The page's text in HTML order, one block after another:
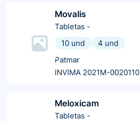
Movalis
Tabletas -
10 und
4 und
Patmar
INVIMA 2021M-0020110
Meloxicam
Tabletas -